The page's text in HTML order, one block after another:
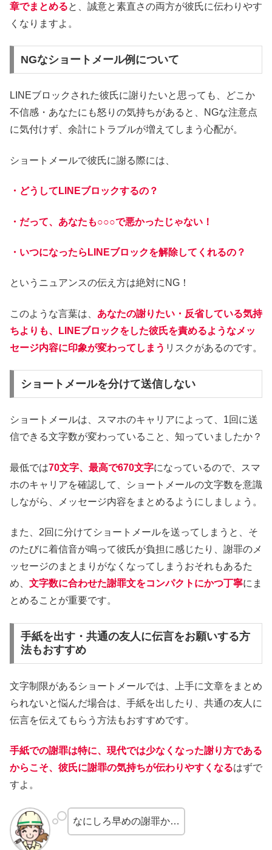
章でまとめると、誠意と素直さの両方が彼氏に伝わりやす
くなりますよ。
NGなショートメール例について
LINEブロックされた彼氏に謝りたいと思っても、どこか
不信感・あなたにも怒りの気持ちがあると、NGな注意点
に気付けず、余計にトラブルが増えてしまう心配が。
ショートメールで彼氏に謝る際には、
・どうしてLINEブロックするの？
・だって、あなたも○○○で悪かったじゃない！
・いつになったらLINEブロックを解除してくれるの？
というニュアンスの伝え方は絶対にNG！
このような言葉は、 あなたの謝りたい・反省している気持
ちよりも、LINEブロックをした彼氏を責めるようなメッ
セージ内容に印象が変わってしまう リスクがあるのです。
ショートメールを分けて送信しない
ショートメールは、スマホのキャリアによって、1回に送
信できる文字数が変わっていること、知っていましたか？
最低では70文字、最高で670文字になっているので、スマ
ホのキャリアを確認して、ショートメールの文字数を意識
しながら、メッセージ内容をまとめるようにしましょう。
また、2回に分けてショートメールを送ってしまうと、そ
のたびに着信音が鳴って彼氏が負担に感じたり、謝罪のメ
ッセージのまとまりがなくなってしまうおそれもあるた
め、 文字数に合わせた謝罪文をコンパクトにかつ丁寧にま
とめることが重要です。
手紙を出す・共通の友人に伝言をお願いする方
法もおすすめ
文字制限があるショートメールでは、上手に文章をまとめ
られないと悩んだ場合は、手紙を出したり、共通の友人に
伝言を伝えてもらう方法もおすすめです。
手紙での謝罪は特に、現代では少なくなった謝り方である
からこそ、彼氏に謝罪の気持ちが伝わりやすくなるはずで
すよ。
なにしろ早めの謝罪か…